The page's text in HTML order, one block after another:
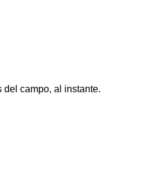
campo, al instante.